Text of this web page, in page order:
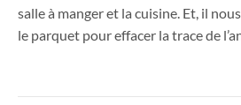
salle à manger et la cuisine. Et, il
le parquet pour effacer la trace de